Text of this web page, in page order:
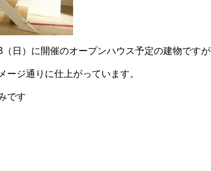
日）に開催のオープンハウス予定の建物ですが
ージ通りに仕上がっています。
です